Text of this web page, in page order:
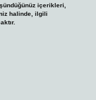
içerikleri,
halinde, ilgili